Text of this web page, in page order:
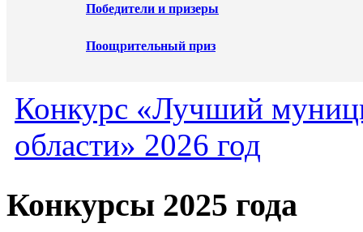
Победители и призеры
Поощрительный приз
Конкурс «Лучший
области» 2026 год
Конкурсы 2025 года